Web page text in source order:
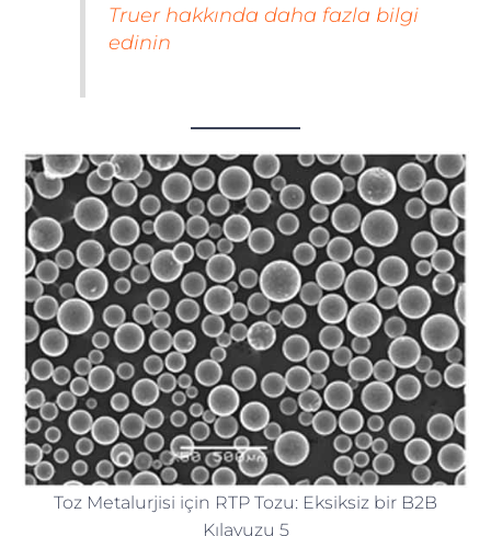
Truer hakkında daha fazla bilgi
edinin
Toz Metalurjisi için RTP Tozu: Eksiksiz bir B2B
Kılavuzu 5